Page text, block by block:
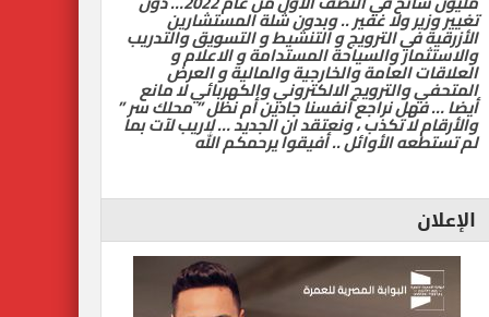
تغيير وزير ولا غفير .. وبدون شلة المستشارين
الأزرقية في الترويج و التنشيط و التسويق والتدريب
والاستثمار والسياحة المستدامة و الاعلام و
العلاقات العامة والخارجية والمالية و العرض
المتحفي والترويج الالكتروني والكهربائي لا مانع
أيضا … فهل نراجع أنفسنا جادين أم نظل ” محلك سر ”
والأرقام لا تكذب ، ونعتقد ان الجديد … لاريب لآت بما
لم تستطعه الأوائل .. أفيقوا يرحمكم الله
الإعلان